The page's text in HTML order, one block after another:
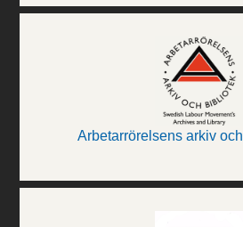
Arbetarrörelsens arkiv